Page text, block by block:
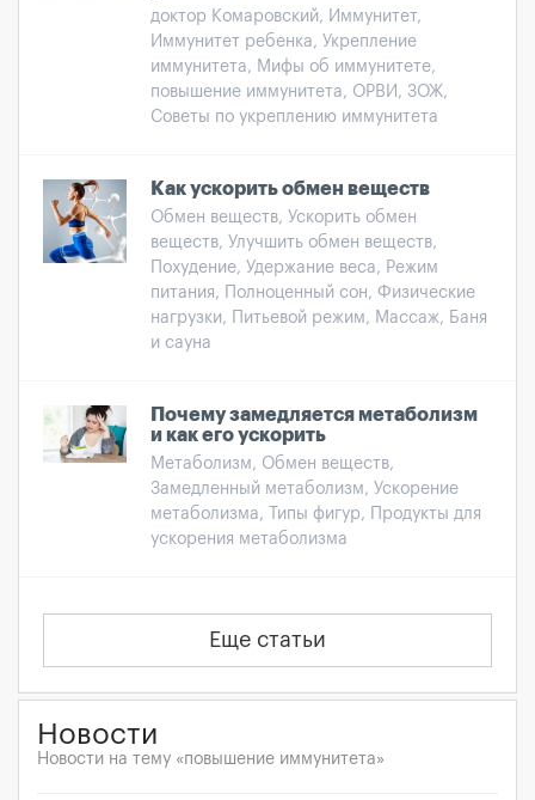
доктор Комаровский, Иммунитет,
Иммунитет ребенка, Укрепление
иммунитета, Мифы об иммунитете,
повышение иммунитета, ОРВИ, ЗОЖ,
Советы по укреплению иммунитета
Как ускорить обмен веществ
Обмен веществ, Ускорить обмен
веществ, Улучшить обмен веществ,
Похудение, Удержание веса, Режим
питания, Полноценный сон, Физические
нагрузки, Питьевой режим, Массаж, Баня
и сауна
Почему замедляется метаболизм
и как его ускорить
Метаболизм, Обмен веществ,
Замедленный метаболизм, Ускорение
метаболизма, Типы фигур, Продукты для
ускорения метаболизма
Еще статьи
Новости
Новости на тему «повышение иммунитета»